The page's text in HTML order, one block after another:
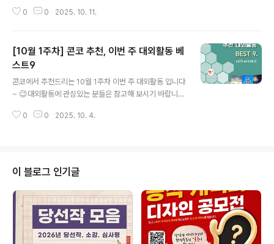
더 양성과정 HFL 2기 모집✔ 제3회 서울퀀텀플랫폼 포럼
✔ [한국건설기술인협회] 제1기 청년홍보대사 모집✔ 검진
모아 서포터즈 '모아리포터' 5기 모집✔ 뮤지컬 동아리 [T
he열정뮤지컬] 42기 배우모집✔ 서울시 전통시장 및 골목
상권 홍보 서포터즈 모집​* 자세한 내용은 뉴스카드를 클릭
리아 홈페이지에서 확인하시면 도움이 됩니다~​콘테스트,
0 0 2025. 10. 11.
[10월 1주차] 콘코 추천, 이번 주 대외활동 베
스트9
콘코에서 추천드리는 10월 1주차 이번 주 대외활동 입니다
~ 😉대외활동에 관심있는 분들은 참고해 보시기 바랍니
육 모집] 상표정보검색사 전문가 양성교육✔ 카카오클라우
프레스 7기✔ 2025 공학페스티벌 서포터즈 E2메이트 모
집✔ [SNS 서포터즈 모집] 자월도 붉은 달 페스티벌 서포
터즈 체험단 모집✔ [도봉SeSAC 3기] 비전공자도 가능
한 ChatGPT활용 AI개발자 양성과정​* 자세한 내용은 뉴
스카드를 클릭하시면 확인하실 수 있습니다. 자세한 내용
은 콘테스트코리아 ..
0 0 2025. 10. 4.
이 블로그 인기글